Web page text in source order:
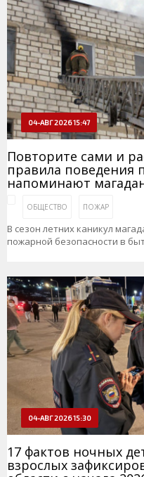
04-АВГ 2026 15:47
Повторите сами и
правила поведения
напоминают
ОБЩЕСТВО ПОЖАР
В сезон летних каникул
пожарной безопасности в
04-АВГ 2026 15:30
17 фактов ночных
взрослых